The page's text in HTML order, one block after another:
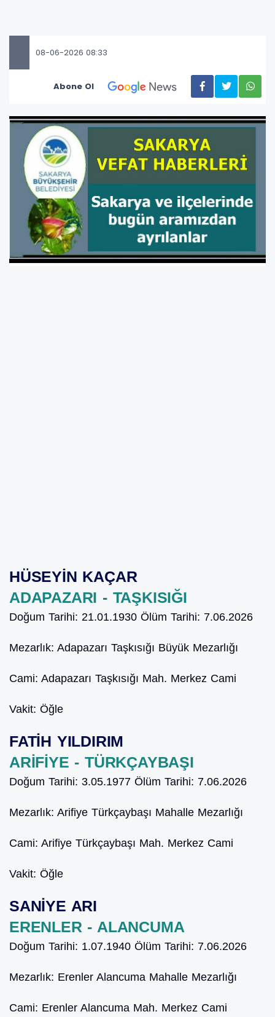
08-06-2026 08:33
Abone Ol
HÜSEYİN KAÇAR
ADAPAZARI - TAŞKISIĞI
Doğum Tarihi: 21.01.1930 Ölüm Tarihi: 7.06.2026
Mezarlık: Adapazarı Taşkısığı Büyük Mezarlığı
Cami: Adapazarı Taşkısığı Mah. Merkez Cami
Vakit: Öğle
FATİH YILDIRIM
ARİFİYE - TÜRKÇAYBAŞI
Doğum Tarihi: 3.05.1977 Ölüm Tarihi: 7.06.2026
Mezarlık: Arifiye Türkçaybaşı Mahalle Mezarlığı
Cami: Arifiye Türkçaybaşı Mah. Merkez Cami
Vakit: Öğle
SANİYE ARI
ERENLER - ALANCUMA
Doğum Tarihi: 1.07.1940 Ölüm Tarihi: 7.06.2026
Mezarlık: Erenler Alancuma Mahalle Mezarlığı
Cami: Erenler Alancuma Mah. Merkez Cami